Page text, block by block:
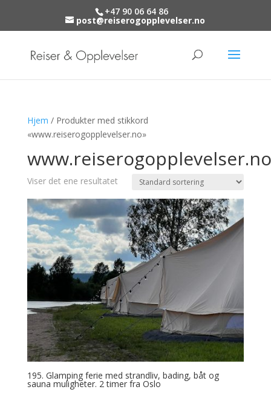
+47 90 06 64 86
post@reiserogopplevelser.no
Hjem / Produkter med stikkord
«www.reiserogopplevelser.no»
www.reiserogopplevelser.no
Viser det ene resultatet
195. Glamping ferie med strandliv, bading, båt og
sauna muligheter. 2 timer fra Oslo